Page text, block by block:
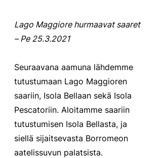
Lago Maggiore hurmaavat saaret
– Pe 25.3.2021
Seuraavana aamuna lähdemme
tutustumaan Lago Maggioren
saariin, Isola Bellaan sekä Isola
Pescatoriin. Aloitamme saariin
tutustumisen Isola Bellasta, ja
siellä sijaitsevasta Borromeon
aatelissuvun palatsista.